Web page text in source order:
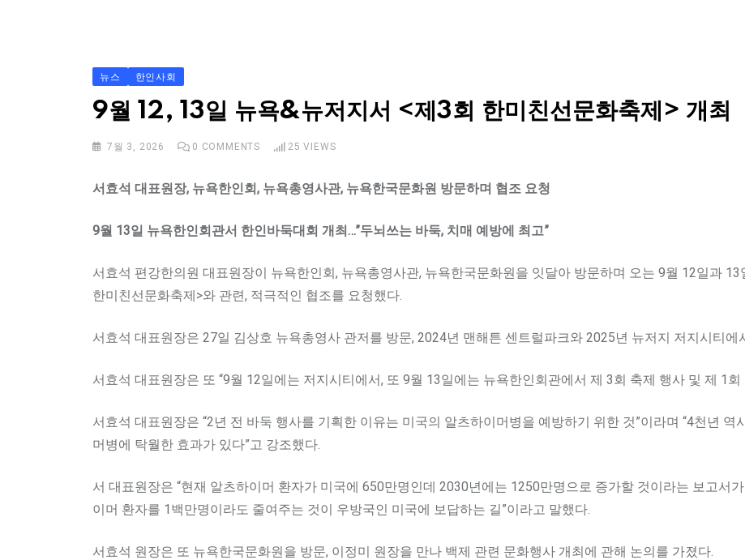
뉴스 한인사회
9월 12, 13일 뉴욕&뉴저지서 <제3회 한미친선문화축제> 개최
7월 3, 2026 0 COMMENTS 25 VIEWS
서효석 대표원장, 뉴욕한인회, 뉴욕총영사관, 뉴욕한국문화원 방문하며 협조 요청
9월 13일 뉴욕한인회관서 한인바둑대회 개최…”두뇌쓰는 바둑, 치매 예방에 최고”
서효석 편강한의원 대표원장이 뉴욕한인회, 뉴욕총영사관, 뉴욕한국문화원을 잇달아 방문하며 오는 9월 12일과
한미친선문화축제>와 관련, 적극적인 협조를 요청했다.
서효석 대표원장은 27일 김상호 뉴욕총영사 관저를 방문, 2024년 맨해튼 센트럴파크와 2025년 뉴저지 저지시티
서효석 대표원장은 또 “9월 12일에는 저지시티에서, 또 9월 13일에는 뉴욕한인회관에서 제 3회 축제 행사 및 제 1
서효석 대표원장은 “2년 전 바둑 행사를 기획한 이유는 미국의 알츠하이머병을 예방하기 위한 것”이라며 “4천년
머병에 탁월한 효과가 있다”고 강조했다.
서 대표원장은 “현재 알츠하이머 환자가 미국에 650만명인데 2030년에는 1250만명으로 증가할 것이라는 보고서
이머 환자를 1백만명이라도 줄여주는 것이 우방국인 미국에 보답하는 길”이라고 말했다.
서효석 원장은 또 뉴욕한국문화원을 방문, 이정미 원장을 만나 백제 관련 문화행사 개최에 관해 논의를 가졌다.